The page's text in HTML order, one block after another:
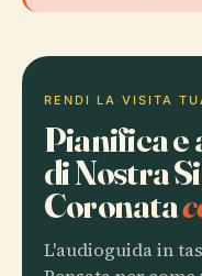
RENDI LA VISITA
Pianifica e
di Nostra
Coronata
L'audioguida in